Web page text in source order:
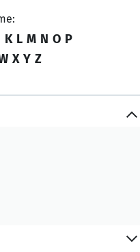
K L M N O P
X Y Z